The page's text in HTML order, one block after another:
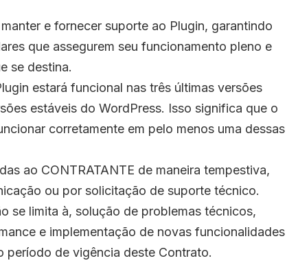
e fornecer suporte ao Plugin, garantindo
que assegurem seu funcionamento pleno e
se destina.
estará funcional nas três últimas versões
estáveis do WordPress. Isso significa que o
corretamente em pelo menos uma dessas
ao CONTRATANTE de maneira tempestiva,
ou por solicitação de suporte técnico.
se limita à, solução de problemas técnicos,
e implementação de novas funcionalidades
período de vigência deste Contrato.